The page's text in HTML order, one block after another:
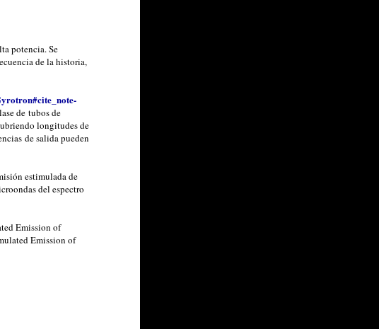
potencia. Se
de la historia,
de tubos de
longitudes de
de salida pueden
estimulada de
del espectro
Emission of
Emission of